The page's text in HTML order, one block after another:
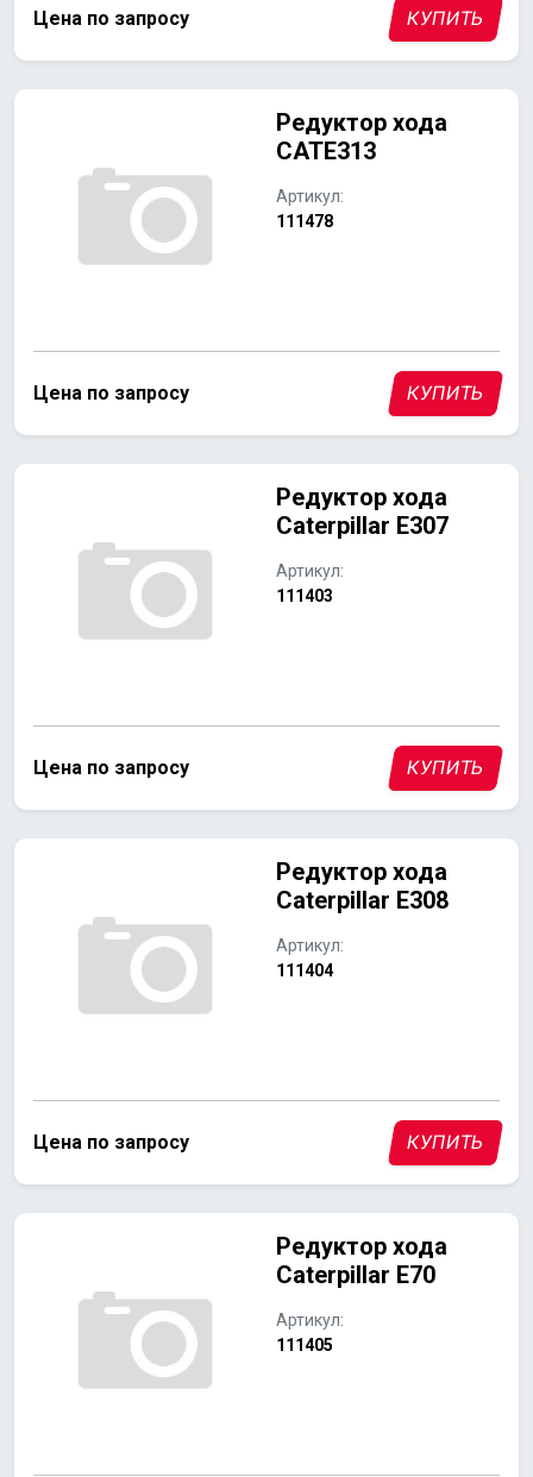
Цена по запросу КУПИТЬ
Редуктор хода
CATE313
Артикул:
111478
Цена по запросу КУПИТЬ
Редуктор хода
Caterpillar E307
Артикул:
111403
Цена по запросу КУПИТЬ
Редуктор хода
Caterpillar E308
Артикул:
111404
Цена по запросу КУПИТЬ
Редуктор хода
Caterpillar E70
Артикул:
111405